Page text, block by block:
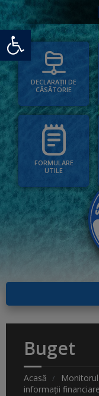
Deschide bara de unelte
DECLARAȚII DE
CĂSĂTORIE
FORMULARE
UTILE
Buget
Acasă
informații financiare